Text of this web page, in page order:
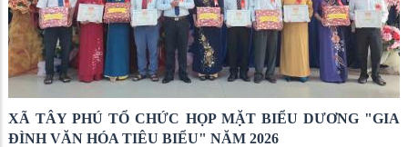
XÃ TÂY PHÚ TỔ CHỨC HỌP MẶT BIỂU DƯƠNG "GIA
ĐÌNH VĂN HÓA TIÊU BIỂU" NĂM 2026